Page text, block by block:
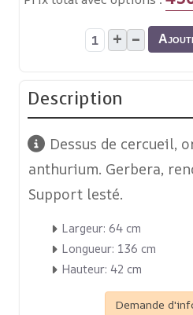
+ –
Description
Dessus de cercueil,
anthurium. Gerbera,
Support lesté.
Largeur: 64 cm
Longueur: 136 cm
Hauteur: 42 cm
Demande